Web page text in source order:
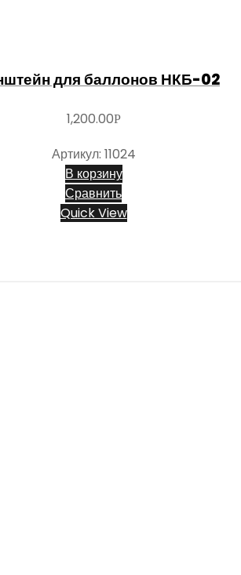
для баллонов НКБ-02
1,200.00Р
Артикул: 11024
В корзину
Сравнить
Quick View